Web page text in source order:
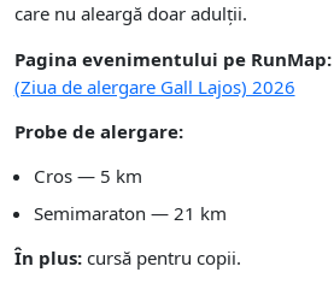
care nu aleargă doar adulții.
Pagina evenimentului pe RunMap:
(Ziua de alergare Gall Lajos) 2026
Probe de alergare:
Cros — 5 km
Semimaraton — 21 km
În plus:cursă pentru copii.